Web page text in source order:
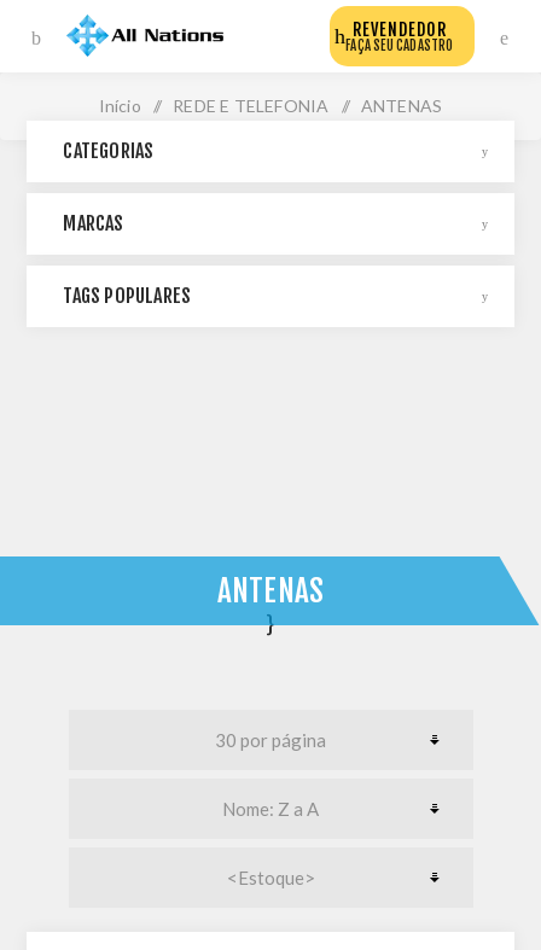
REVENDEDOR
FAÇA SEU CADASTRO
Início / REDE E TELEFONIA / ANTENAS
}
ANTENAS
CATEGORIAS
MARCAS
TAGS POPULARES